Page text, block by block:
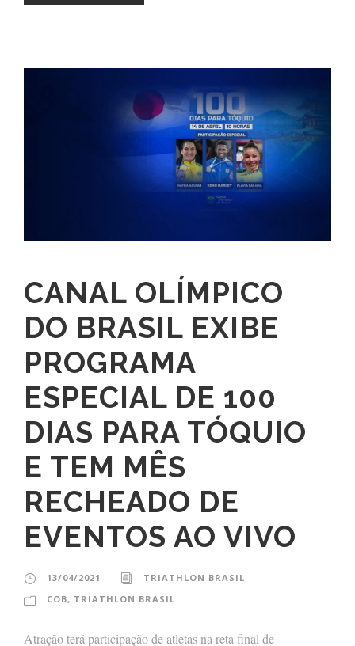
CANAL OLÍMPICO
DO BRASIL EXIBE
PROGRAMA
ESPECIAL DE 100
DIAS PARA TÓQUIO
E TEM MÊS
RECHEADO DE
EVENTOS AO VIVO
13/04/2021
TRIATHLON BRASIL
COB, TRIATHLON BRASIL
Atração terá participação de atletas na reta final de